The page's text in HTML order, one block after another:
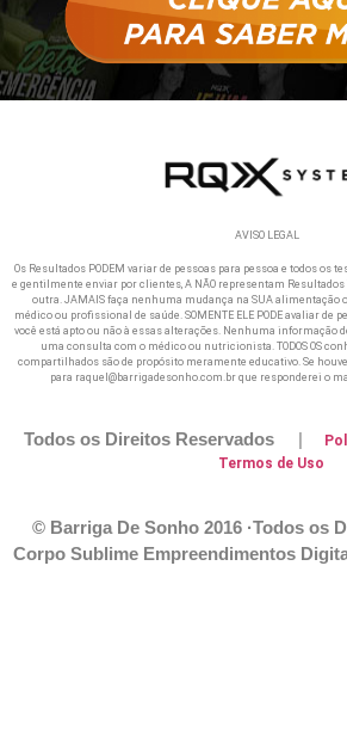
AVISO LEGAL
Os Resultados PODEM variar de pessoas para pessoa e todos os
e gentilmente enviar por clientes, A NÃO representam Resultados
outra. JAMAIS faça nenhuma mudança na SUA alimentação
médico ou profissional de saúde. SOMENTE ELE PODE avaliar de
você está apto ou não à essas alterações. Nenhuma informação
uma consulta com o médico ou nutricionista. TODOS OS
compartilhados são de propósito meramente educativo. Se
para raquel@barrigadesonho.com.br que responderei o
Todos os Direitos Reservados |
Termos de Uso
© Barriga De Sonho 2016 ·Todos os
Corpo Sublime Empreendimentos